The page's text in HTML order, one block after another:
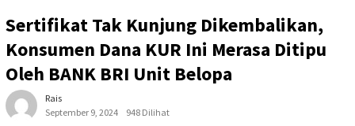
Sertifikat Tak Kunjung Dikembalikan,
Konsumen Dana KUR Ini Merasa Ditipu
Oleh BANK BRI Unit Belopa
Rais
September 9, 2024
948 Dilihat